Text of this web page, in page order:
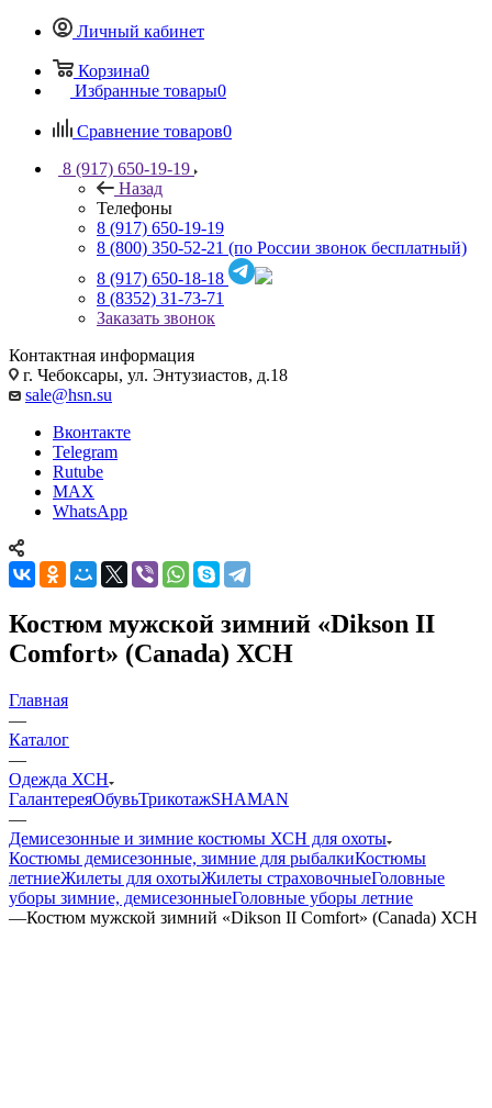
Личный кабинет
Корзина0
Избранные товары0
Сравнение товаров0
8 (917) 650-19-19
Назад
Телефоны
8 (917) 650-19-19
8 (800) 350-52-21 (по России звонок бесплатный)
8 (917) 650-18-18
8 (8352) 31-73-71
Заказать звонок
Контактная информация
г. Чебоксары, ул. Энтузиастов, д.18
sale@hsn.su
Вконтакте
Telegram
Rutube
MAX
WhatsApp
Костюм мужской зимний «Dikson II
Comfort» (Canada) ХСН
Главная
—
Каталог
—
Одежда ХСН
ГалантереяОбувьТрикотажSHAMAN
—
Демисезонные и зимние костюмы ХСН для охоты
Костюмы демисезонные, зимние для рыбалкиКостюмы
летниеЖилеты для охотыЖилеты страховочныеГоловные
уборы зимние, демисезонныеГоловные уборы летние
—Костюм мужской зимний «Dikson II Comfort» (Canada) ХСН